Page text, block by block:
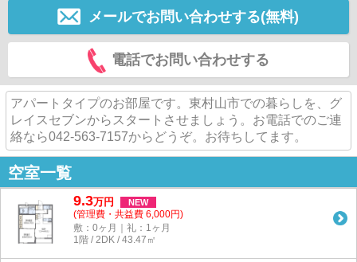
メールでお問い合わせする(無料)
電話でお問い合わせする
アパートタイプのお部屋です。東村山市での暮らしを、グ
レイスセブンからスタートさせましょう。お電話でのご連
絡なら042-563-7157からどうぞ。お待ちしてます。
空室一覧
9.3万円 NEW
(管理費・共益費 6,000円)
敷：0ヶ月｜礼：1ヶ月
1階 / 2DK / 43.47㎡